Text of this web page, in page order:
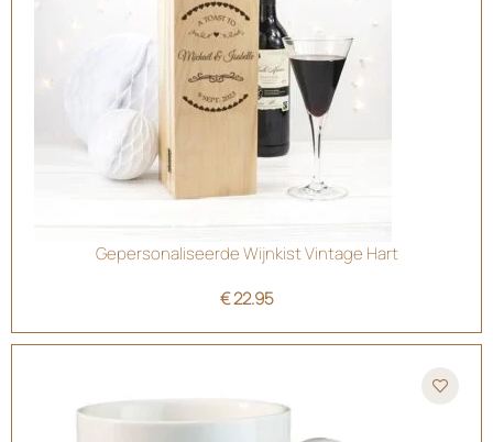
Gepersonaliseerde Wijnkist Vintage Hart
€22.95